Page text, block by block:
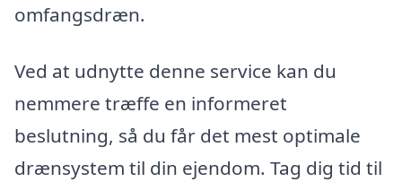
omfangsdræn.
Ved at udnytte denne service kan du
nemmere træffe en informeret
beslutning, så du får det mest optimale
drænsystem til din ejendom. Tag dig tid til